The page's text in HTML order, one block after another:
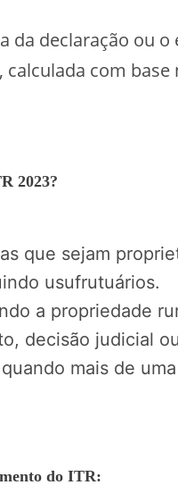
da declaração ou
calculada com
2023?
que sejam
usufrutuários.
a propriedade
decisão judicial
mais de
do ITR: